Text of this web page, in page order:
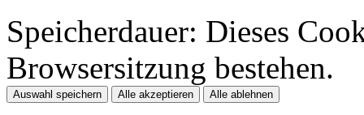
Speicherdauer: Dieses
Browsersitzung bestehen.
Auswahl speichern Alle akzeptieren Alle ablehnen